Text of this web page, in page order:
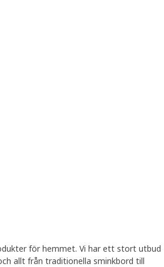
för hemmet. Vi har ett stort utbud
allt från traditionella sminkbord till